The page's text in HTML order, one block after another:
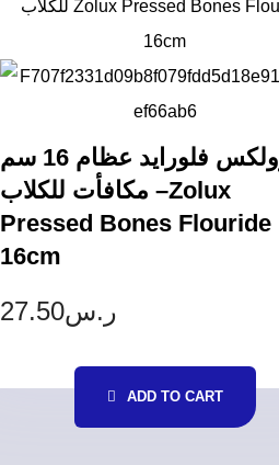
زولكس فلورايد عظام 16 سم
مكافأت للكلاب –Zolux
Pressed Bones Flouride
16cm
ر.س27.50
ADD TO CART